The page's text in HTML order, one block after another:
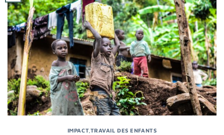
IMPACT, TRAVAIL DES ENFANTS